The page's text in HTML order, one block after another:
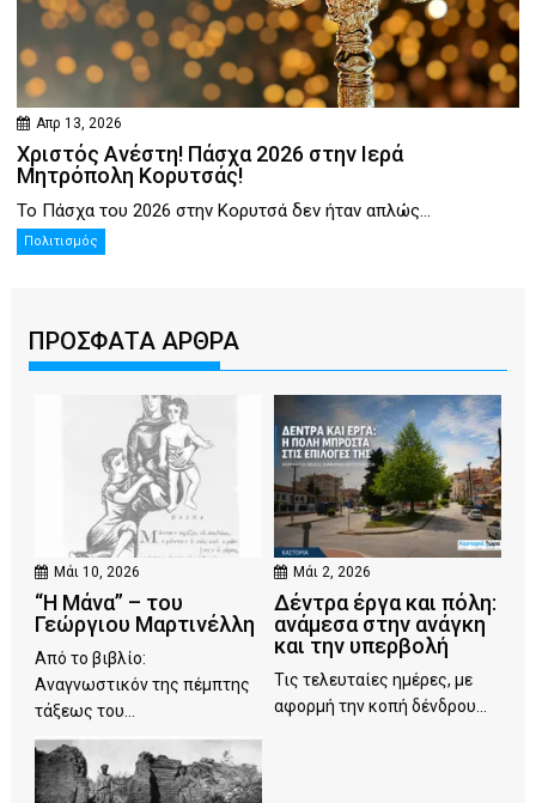
Απρ 13, 2026
Χριστός Ανέστη! Πάσχα 2026 στην Ιερά
Μητρόπολη Κορυτσάς!
Το Πάσχα του 2026 στην Κορυτσά δεν ήταν απλώς...
Πολιτισμός
ΠΡΟΣΦΑΤΑ ΑΡΘΡΑ
Μάι 10, 2026
“Η Μάνα” – του
Γεώργιου Μαρτινέλλη
Από το βιβλίο:
Αναγνωστικόν της πέμπτης
τάξεως του...
Μάι 2, 2026
Δέντρα έργα και πόλη:
ανάμεσα στην ανάγκη
και την υπερβολή
Τις τελευταίες ημέρες, με
αφορμή την κοπή δένδρου...